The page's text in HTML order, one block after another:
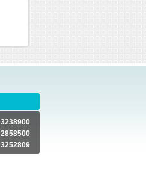
3238900
2858500
3252809